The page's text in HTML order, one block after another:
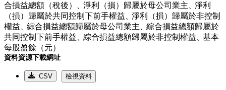
合損益總額（稅後）、淨利（損）歸屬於母公司業主、淨利
（損）歸屬於共同控制下前手權益、淨利（損）歸屬於非控制
權益、綜合損益總額歸屬於母公司業主、綜合損益總額歸屬於
共同控制下前手權益、綜合損益總額歸屬於非控制權益、基本
每股盈餘（元）
資料資源下載網址
CSV 檢視資料